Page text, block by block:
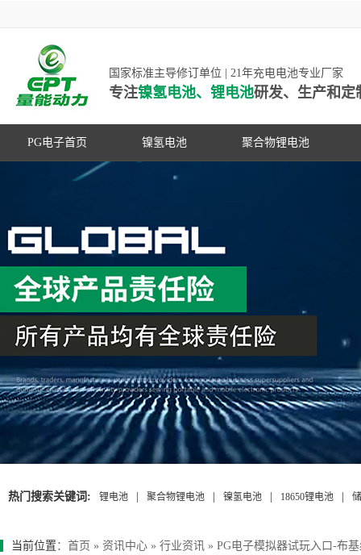
国家标准主导修订单位 | 21年充电电池专业厂家
专注镍氢电池、锂电池研发、生产和定
PG电子首页 镍氢电池 聚合物锂电池
高容量镍氢电池
超低自放电镍氢电池
动力镍氢电池
常规镍氢电池
PG游戏官网是镍氢电池国家标准主导
修订单位，并参与多项锂电池行业国
家标准的制定
热门搜索关键词: 锂电池 聚合物锂电池 镍氢电池 18650锂电池
当前位置 ： 首页 » 资讯中心 » 行业资讯 » PG电子模拟器试玩入口-布